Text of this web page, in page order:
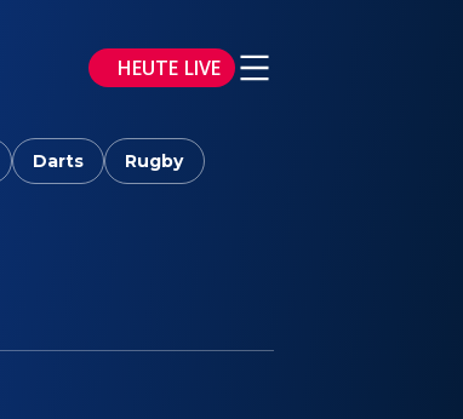
HEUTE LIVE
Darts Rugby